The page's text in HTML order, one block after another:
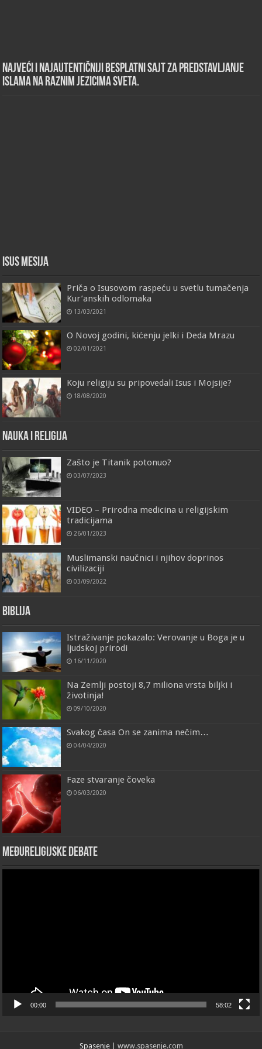
Najveći i najautentičniji besplatni sajt za predstavljanje
islama na raznim jezicima sveta.
Isus Mesija
Priča o Isusovom raspeću u svetlu tumačenja
Kur’anskih odlomaka
13/03/2021
O Novoj godini, kićenju jelki i Deda Mrazu
02/01/2021
Koju religiju su pripovedali Isus i Mojsije?
18/08/2020
Nauka i religija
Zašto je Titanik potonuo?
03/07/2023
VIDEO – Prirodna medicina u religijskim
tradicijama
26/01/2023
Muslimanski naučnici i njihov doprinos
civilizaciji
03/09/2022
Biblija
Istraživanje pokazalo: Verovanje u Boga je u
ljudskoj prirodi
16/11/2020
Na Zemlji postoji 8,7 miliona vrsta biljki i
životinja!
09/10/2020
Svakog časa On se zanima nečim…
04/04/2020
Faze stvaranje čoveka
06/03/2020
Međureligijske debate
00:00 58:02
Spasenje| www.spasenje.com